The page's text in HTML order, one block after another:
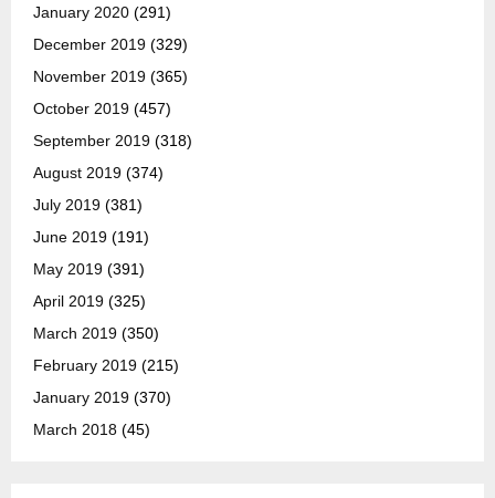
January 2020 (291)
December 2019 (329)
November 2019 (365)
October 2019 (457)
September 2019 (318)
August 2019 (374)
July 2019 (381)
June 2019 (191)
May 2019 (391)
April 2019 (325)
March 2019 (350)
February 2019 (215)
January 2019 (370)
March 2018 (45)